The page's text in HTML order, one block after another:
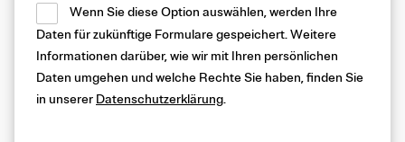
Wenn Sie diese Option auswählen, werden Ihre
Daten für zukünftige Formulare gespeichert. Weitere
Informationen darüber, wie wir mit Ihren persönlichen
Daten umgehen und welche Rechte Sie haben, finden Sie
in unserer Datenschutzerklärung.